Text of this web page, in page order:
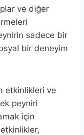
ve diğer
sadece bir
bir deneyim
etkinlikleri ve
peyniri
için